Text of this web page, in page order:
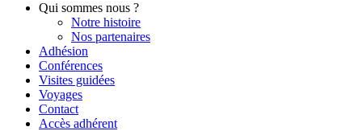
Qui sommes nous ?
Notre histoire
Nos partenaires
Adhésion
Conférences
Visites guidées
Voyages
Contact
Accès adhérent